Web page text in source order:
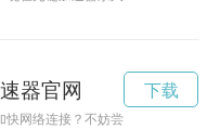
器官网
快网络连接？不妨尝试一下黑洞加
下载